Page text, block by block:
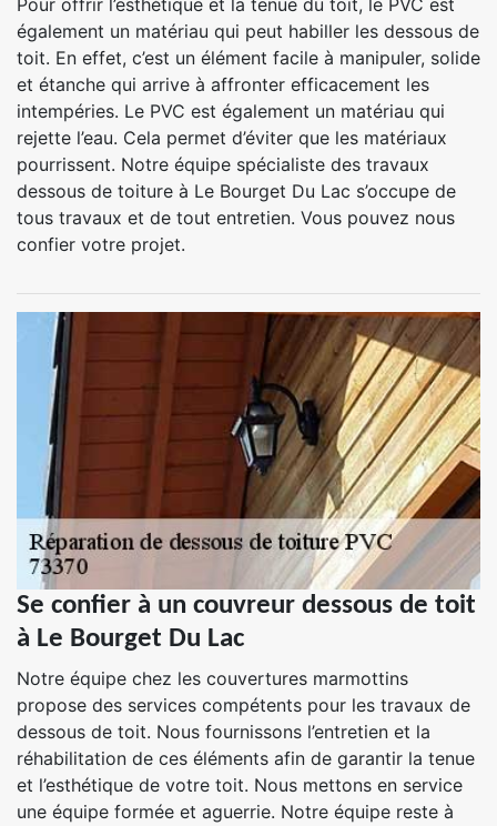
Pour offrir l’esthétique et la tenue du toit, le PVC est
également un matériau qui peut habiller les dessous de
toit. En effet, c’est un élément facile à manipuler, solide
et étanche qui arrive à affronter efficacement les
intempéries. Le PVC est également un matériau qui
rejette l’eau. Cela permet d’éviter que les matériaux
pourrissent. Notre équipe spécialiste des travaux
dessous de toiture à Le Bourget Du Lac s’occupe de
tous travaux et de tout entretien. Vous pouvez nous
confier votre projet.
Se confier à un couvreur dessous de toit
à Le Bourget Du Lac
Notre équipe chez les couvertures marmottins
propose des services compétents pour les travaux de
dessous de toit. Nous fournissons l’entretien et la
réhabilitation de ces éléments afin de garantir la tenue
et l’esthétique de votre toit. Nous mettons en service
une équipe formée et aguerrie. Notre équipe reste à